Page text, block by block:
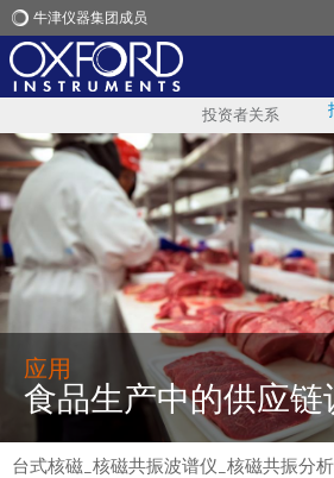
牛津仪器集团成员
应用
产品
新闻
市场活动
联络我们
投资者关系
应用
食品生产中的供应链
台式核磁_核磁共振波谱仪_核磁共振分